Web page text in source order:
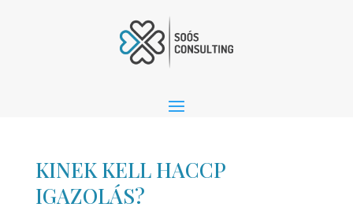
KINEK KELL HACCP
IGAZOLÁS?